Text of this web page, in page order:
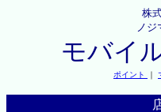
株
ノジ
モバイ
ポイント ｜